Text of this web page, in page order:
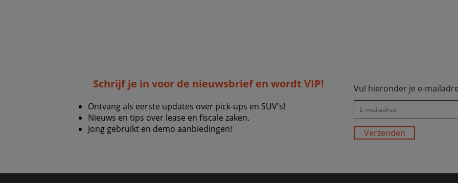
Schrijf je in voor de nieuwsbrief en wordt VIP!
Ontvang als eerste updates over pick-ups en SUV's!
Nieuws en tips over lease en fiscale zaken.
Jong gebruikt en demo aanbiedingen!
Vul hieronder je e-
Verzenden